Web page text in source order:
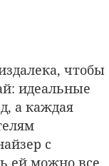
чтобы
идеальные
а каждая
с